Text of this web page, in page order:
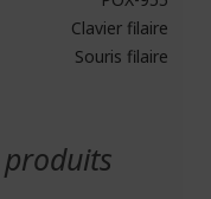
Clavier filaire
Souris filaire
produits